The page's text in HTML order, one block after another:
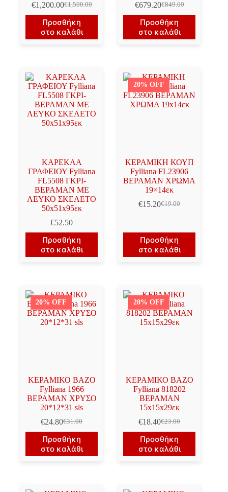
€1,500.00
Original
price
was:
€1,500.00.
€1,200.00Η
τρέχουσα
τιμή
είναι:
Προσθήκη
στο καλάθι
€849.00
Original
price
was:
€849.00.
€679.20Η
τρέχουσα
τιμή
είναι:
Προσθήκη
στο καλάθι
ΚΑΡΕΚΛΑ
ΓΡΑΦΕΙΟΥ Fylliana
FL5508 ΓΚΡΙ-
ΒΕΡΑΜΑΝ ΜΕ
ΛΕΥΚΟ ΣΚΕΛΕΤΟ
50x51x95εκ
€52.50
Προσθήκη
στο καλάθι
20% OFF
ΚΕΡΑΜΙΚΗ ΚΟΥΠ
Fylliana FL23906
ΒΕΡΑΜΑΝ ΧΡΩΜΑ
19×14εκ
€19.00
Original
€19.00.
€15.20Η
είναι:
€15.20.
Προσθήκη
στο καλάθι
20% OFF
ΚΕΡΑΜΙΚΟ BAZO
Fylliana 1966
ΒΕΡΑΜΑΝ ΧΡΥΣΟ
20*12*31 sls
€31.00
Original
price
was:
€31.00.
€24.80Η
τρέχουσα
τιμή
είναι:
Προσθήκη
στο καλάθι
20% OFF
ΚΕΡΑΜΙΚΟ ΒΑΖΟ
Fylliana 818202
ΒΕΡΑΜΑΝ
15x15x29εκ
€23.00
Original
price
was:
€23.00.
€18.40Η
τρέχουσα
τιμή
είναι:
Προσθήκη
στο καλάθι